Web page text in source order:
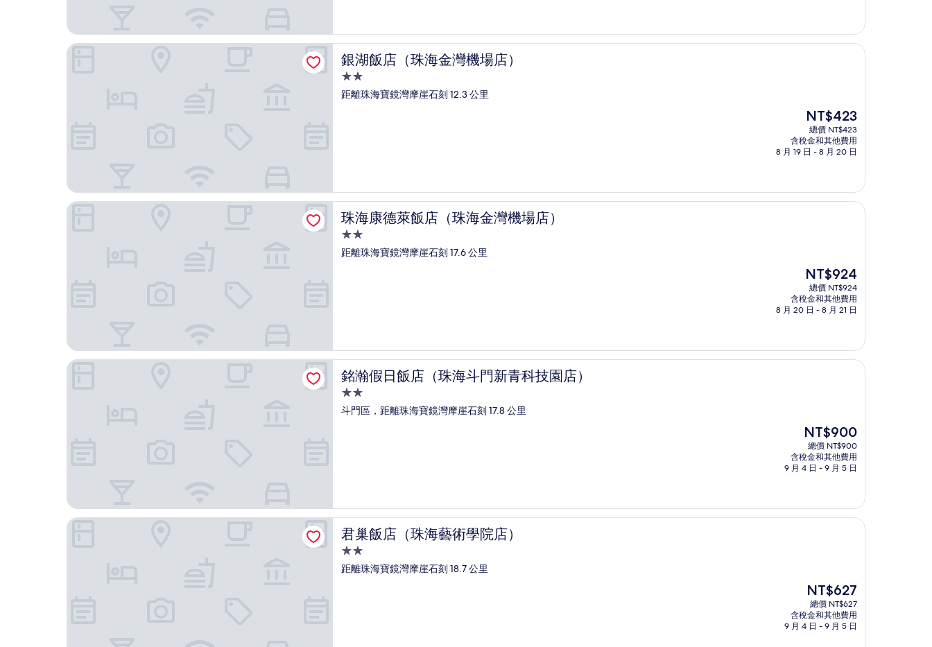
銀湖飯店（珠海金灣機場店）
銀湖飯店（珠海金灣機場店）
2.0
星
距離珠海寶鏡灣摩崖石刻 12.3 公里
現
在
價
格
NT$423
總價 NT$423
含稅金和其他費用
8 月 19 日 - 8 月 20 日
銀湖飯店（珠海金灣機場店）
珠海康德萊飯店（珠海金灣機場店）
珠海康德萊飯店（珠海金灣機場店）
2.0
星
距離珠海寶鏡灣摩崖石刻 17.6 公里
現
在
價
格
NT$924
總價 NT$924
含稅金和其他費用
8 月 20 日 - 8 月 21 日
珠海康德萊飯店（珠海金灣機場店）
銘瀚假日飯店（珠海斗門新青科技園店）
銘瀚假日飯店（珠海斗門新青科技園店）
2.0
星
斗門區，距離珠海寶鏡灣摩崖石刻 17.8 公里
現
在
價
格
NT$900
總價 NT$900
含稅金和其他費用
9 月 4 日 - 9 月 5 日
銘瀚假日飯店（珠海斗門新青科技園店）
君巢飯店（珠海藝術學院店）
君巢飯店（珠海藝術學院店）
2.0
星
距離珠海寶鏡灣摩崖石刻 18.7 公里
現
在
價
格
NT$627
總價 NT$627
含稅金和其他費用
9 月 4 日 - 9 月 5 日
君巢飯店（珠海藝術學院店）